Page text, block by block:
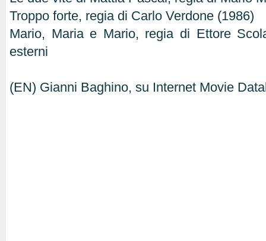
Troppo forte, regia di Carlo Verdone (1986)
Mario, Maria e Mario, regia di Ettore
esterni
(EN) Gianni Baghino, su Internet Movie